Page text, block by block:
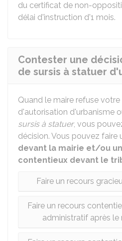
du certificat de non-
délai d'instruction d'1 mois.
Contester une
de sursis à statuer
Quand le maire refuse
d'autorisation d'urbanisme
sursis à statuer, vous
décision. Vous pouvez faire
devant la mairie et/ou
contentieux devant le
Faire un recours
Faire un recours
administratif après le